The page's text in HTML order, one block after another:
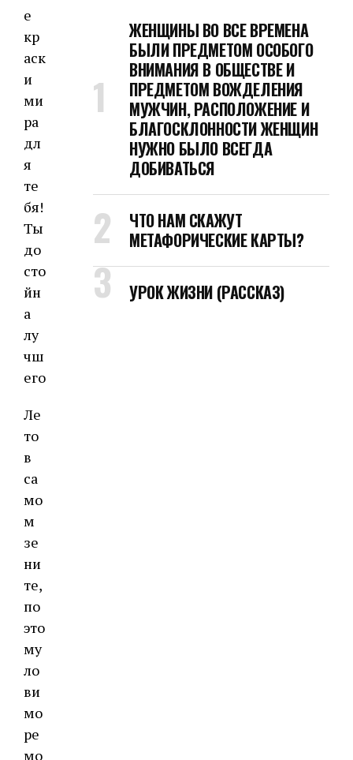
е
кр
аск
и
ми
ра
дл
я
те
бя!
Ты
до
сто
йн
а
лу
чш
его
Ле
то
в
са
мо
м
зе
ни
те,
по
это
му
ло
ви
мо
ре
мо
ЖЕНЩИНЫ ВО ВСЕ ВРЕМЕНА
БЫЛИ ПРЕДМЕТОМ ОСОБОГО
ВНИМАНИЯ В ОБЩЕСТВЕ И
ПРЕДМЕТОМ ВОЖДЕЛЕНИЯ
МУЖЧИН, РАСПОЛОЖЕНИЕ И
БЛАГОСКЛОННОСТИ ЖЕНЩИН
НУЖНО БЫЛО ВСЕГДА
ДОБИВАТЬСЯ
ЧТО НАМ СКАЖУТ
МЕТАФОРИЧЕСКИЕ КАРТЫ?
УРОК ЖИЗНИ (РАССКАЗ)